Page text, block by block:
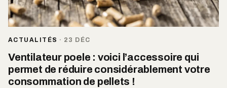
ACTUALITÉS · 23 DÉC
Ventilateur poele : voici l’accessoire qui
permet de réduire considérablement votre
consommation de pellets !